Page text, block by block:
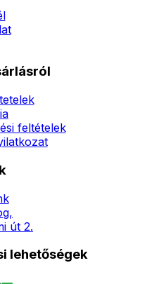
feltételek
út 2.
lehetőségek